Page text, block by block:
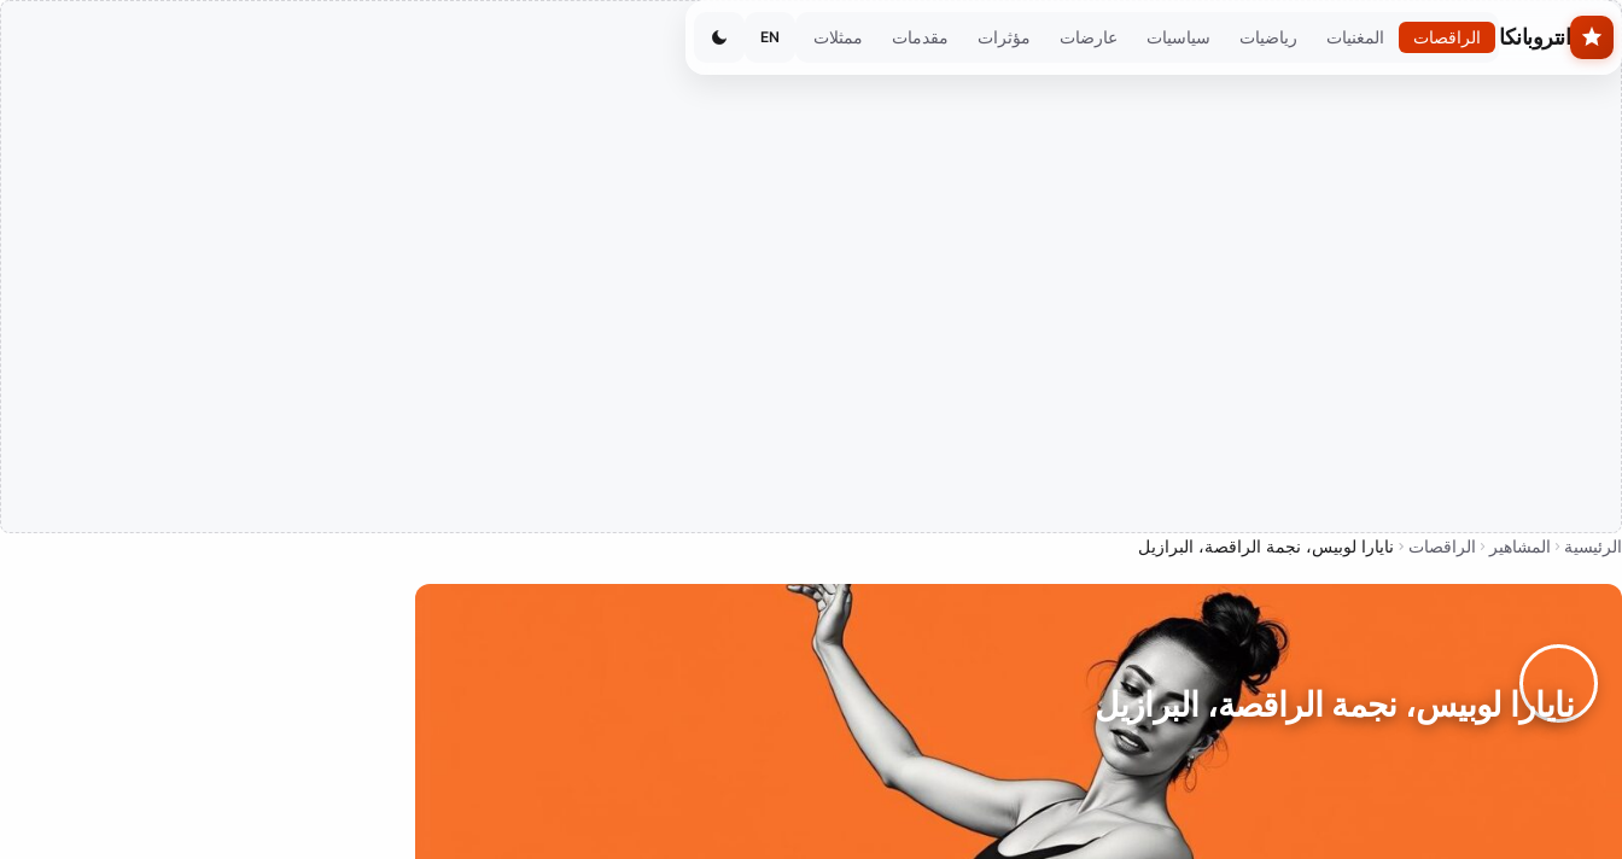
Skip to main content
انتروبانكا الراقصات المغنيات رياضيات سياسيات عارضات مؤثرات مقدمات ممثلات EN
الرئيسية المشاهير الراقصات نايارا لوبيس، نجمة الراقصة، البرازيل
نايارا لوبيس، نجمة الراقصة، البرازيل